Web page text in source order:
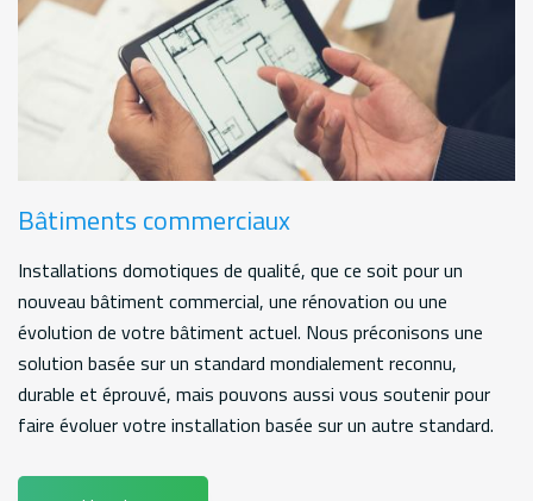
Bâtiments commerciaux
Installations domotiques de qualité, que ce soit pour un
nouveau bâtiment commercial, une rénovation ou une
évolution de votre bâtiment actuel. Nous préconisons une
solution basée sur un standard mondialement reconnu,
durable et éprouvé, mais pouvons aussi vous soutenir pour
faire évoluer votre installation basée sur un autre standard.